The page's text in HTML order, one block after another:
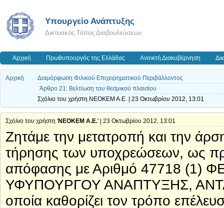
Υπουργείο Ανάπτυξης
Δικτυακός Τόπος Διαβουλεύσεων
Αρχική Πρωθυπουργός της Ελλάδας Ανοικτή Διακυβέρνηση
Αρχική
Διαμόρφωση Φιλικού Επιχειρηματικού Περιβάλλοντος
Άρθρο 21: Βελτίωση του θεσμικού πλαισίου
Σχόλιο του χρήστη NEOKEM A.E. | 23 Οκτωβρίου 2012, 13:01
Σχόλιο του χρήστη 'NEOKEM A.E.' | 23 Οκτωβρίου 2012, 13:01
Ζητάμε την μετατροπή και την
τήρησης των υποχρεώσεων, ως
απόφασης με Αριθμό 47718 (1)
ΥΦΥΠΟΥΡΓΟΥ ΑΝΑΠΤΥΞΗΣ,
οποία καθορίζει τον τρόπο